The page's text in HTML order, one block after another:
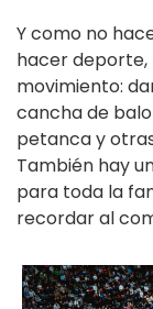
Y como no
hacer deporte,
movimiento:
cancha de
petanca y
También hay
para toda la
recordar al